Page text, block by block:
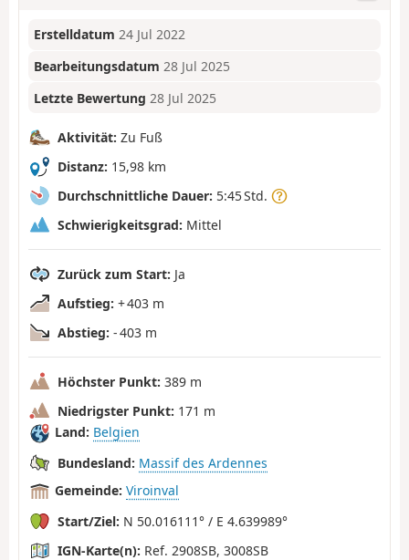
Erstelldatum 24 Jul 2022
Bearbeitungsdatum 28 Jul 2025
Letzte Bewertung 28 Jul 2025
Aktivität: Zu Fuß
Distanz: 15,98 km
Durchschnittliche Dauer: 5:45 Std.
Schwierigkeitsgrad: Mittel
Zurück zum Start: Ja
Aufstieg: + 403 m
Abstieg: - 403 m
Höchster Punkt: 389 m
Niedrigster Punkt: 171 m
Land: Belgien
Bundesland: Massif des Ardennes
Gemeinde: Viroinval
Start/Ziel: N 50.016111° / E 4.639989°
IGN-Karte(n): Ref. 2908SB, 3008SB